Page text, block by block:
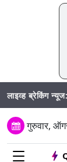
लाइव्ह ब्रेकिंग न्यूज:
गुरुवार,